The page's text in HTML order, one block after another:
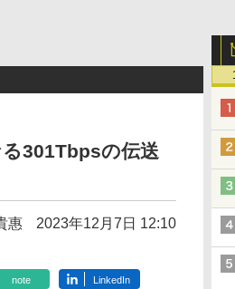
301Tbpsの伝送
惠 2023年12月7日 12:10
note LinkedIn